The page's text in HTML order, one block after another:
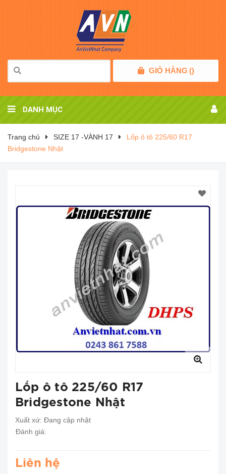
GIỎ HÀNG ()
DANH MỤC
Trang chủ SIZE 17 -VÀNH 17
Lốp ô tô 225/60 R17
Bridgestone Nhật
Lốp ô tô 225/60 R17
Bridgestone Nhật
Xuất xứ: Đang cập nhật
Đánh giá:
Liên hệ